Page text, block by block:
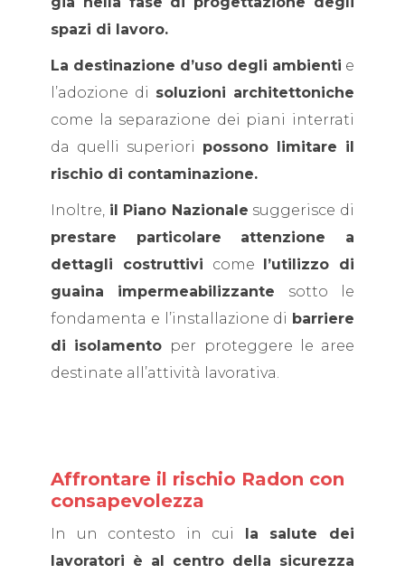
spazi di lavoro.
La destinazione d’uso degli ambienti e
l’adozione di soluzioni architettoniche
come la separazione dei piani interrati
da quelli superiori possono limitare il
rischio di contaminazione.
Inoltre, il Piano Nazionale suggerisce di
prestare particolare attenzione a
dettagli costruttivi come l’utilizzo di
guaina impermeabilizzante sotto le
fondamenta e l’installazione di barriere
di isolamento per proteggere le aree
destinate all’attività lavorativa.
Affrontare il rischio Radon con
consapevolezza
In un contesto in cui la salute dei
lavoratori è al centro della sicurezza